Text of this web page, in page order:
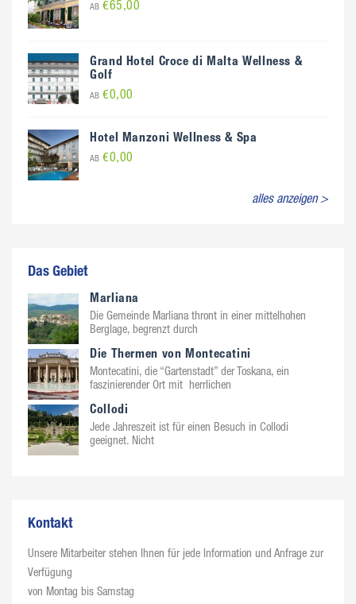
AB€65,00
Grand Hotel Croce di Malta Wellness &
Golf
AB€0,00
Hotel Manzoni Wellness & Spa
AB€0,00
alles anzeigen >
Das Gebiet
Marliana
Die Gemeinde Marliana thront in einer mittelhohen
Berglage, begrenzt durch
Die Thermen von Montecatini
Montecatini, die “Gartenstadt” der Toskana, ein
faszinierender Ort mit herrlichen
Collodi
Jede Jahreszeit ist für einen Besuch in Collodi
geeignet. Nicht
Kontakt
Unsere Mitarbeiter stehen Ihnen für jede Information und Anfrage zur
Verfügung
von Montag bis Samstag